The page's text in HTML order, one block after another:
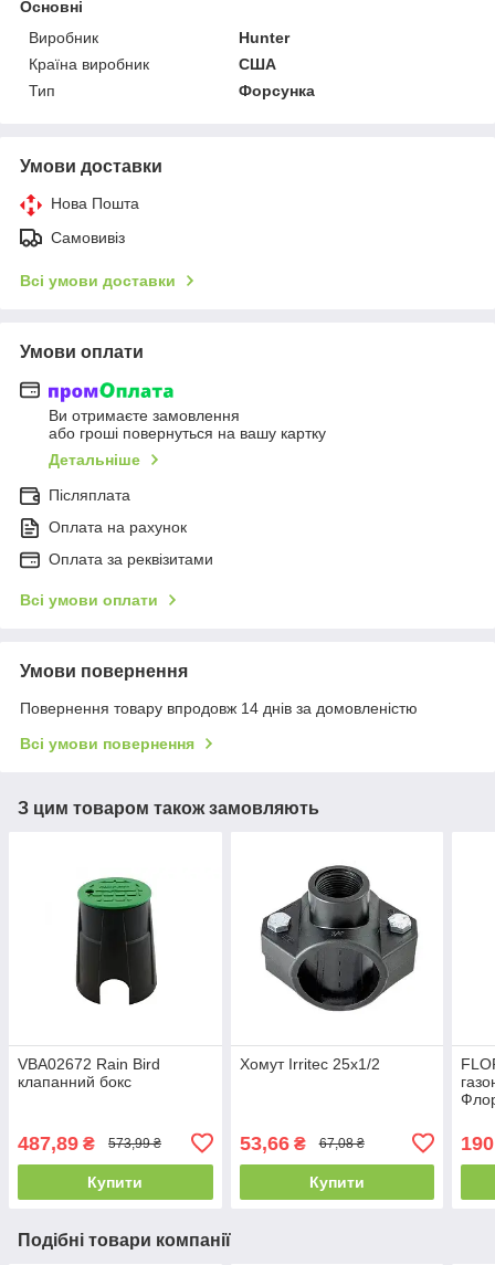
Основні
Виробник
Hunter
Країна виробник
США
Тип
Форсунка
Умови доставки
Нова Пошта
Самовивіз
Всі умови доставки
Умови оплати
Ви отримаєте замовлення
або гроші повернуться на вашу картку
Детальніше
Післяплата
Оплата на рахунок
Оплата за реквізитами
Всі умови оплати
Умови повернення
Повернення товару впродовж 14 днів за домовленістю
Всі умови повернення
З цим товаром також замовляють
VBA02672 Rain Bird
клапанний бокс
487,89 ₴ 573,99 ₴
Купити
Хомут Irritec 25х1/2
53,66₴ 67,08 ₴
Купити
190
Подібні товари компанії